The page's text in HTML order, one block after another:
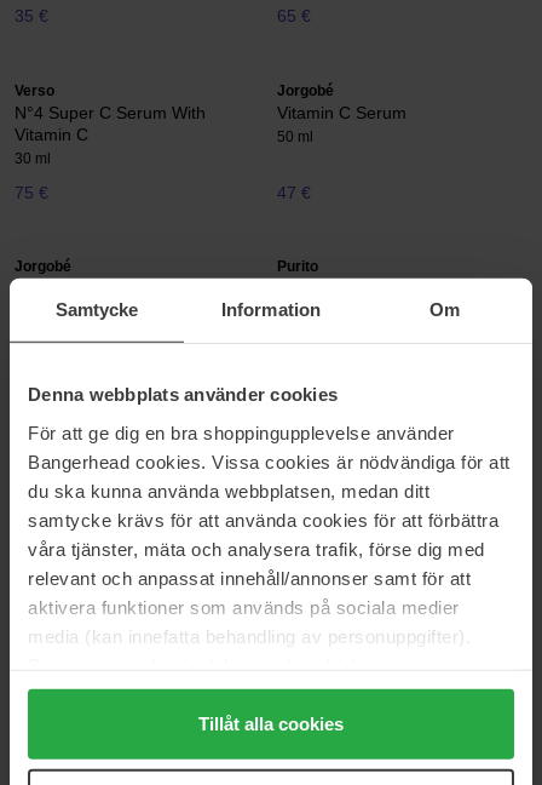
Samtycke Information Om
Denna webbplats använder cookies
För att ge dig en bra shoppingupplevelse använder
Bangerhead cookies. Vissa cookies är nödvändiga för att
du ska kunna använda webbplatsen, medan ditt
samtycke krävs för att använda cookies för att förbättra
våra tjänster, mäta och analysera trafik, förse dig med
relevant och anpassat innehåll/annonser samt för att
aktivera funktioner som används på sociala medier
media (kan innefatta behandling av personuppgifter).
Genom att trycka på "Tillåt alla cookies" accepterar du
alla cookies, medan du under "Detaljer" kan anpassa
användningen av cookies. Du kan när som helst återkalla
Tillåt alla cookies
35 € 65 €
Verso
N°4 Super C Serum With
Vitamin C
30 ml
75 €
Jorgobé
Vitamin C Serum
50 ml
47 €
Jorgobé Purito
Unscented
KORA Organics
Turmeric Glow Drops
Niacinamide Alternative Serum
79 €
Bioeffect
EGF Serum
15 ml
104 €
Normale prijs
156 €
Niet op voorraad
Dr. Ceuracle
Azelaic 10 & Madeca Ampoule
Niet op voorraad
Babor
DOC Complexion Perfecting
30 ml
50 €